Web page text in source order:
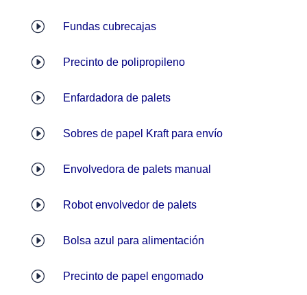
I Fundas cubrecajas
I Precinto de polipropileno
I Enfardadora de palets
I Sobres de papel Kraft para envío
I Envolvedora de palets manual
I Robot envolvedor de palets
I Bolsa azul para alimentación
I Precinto de papel engomado